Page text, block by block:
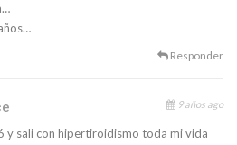
Responder
9 años ago
y sali con hipertiroidismo toda mi vida